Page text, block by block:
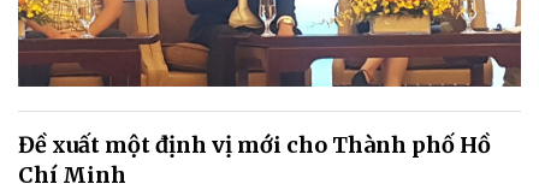
Đề xuất một định vị mới cho Thành phố Hồ
Chí Minh